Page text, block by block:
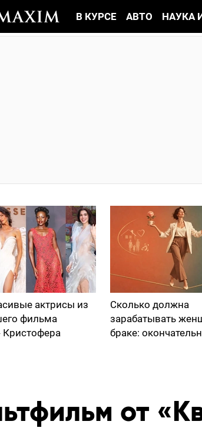
В КУРСЕ АВТО НАУКА
актрисы из
фильма
Кристофера
Сколько должна
зарабатывать
браке:
от